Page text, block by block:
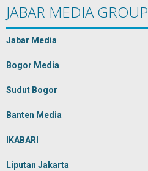
JABAR MEDIA GROUP
Jabar Media
Bogor Media
Sudut Bogor
Banten Media
IKABARI
Liputan Jakarta